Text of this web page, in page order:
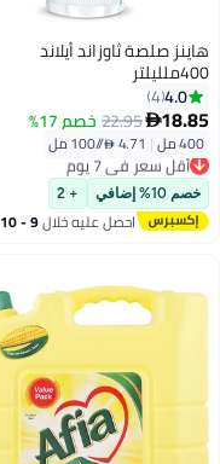
هاينز صلصة ثاوزاند أيلاند
400ملليلتر
4.0
4
18.85
22.95خصم 17%
400 مل |
أقل سعر في 7 يوم
توصيل مجاني
أقل سعر في 7 يوم
خصم 10% إضافي + 2
احصل عليه خلال 9 - 10